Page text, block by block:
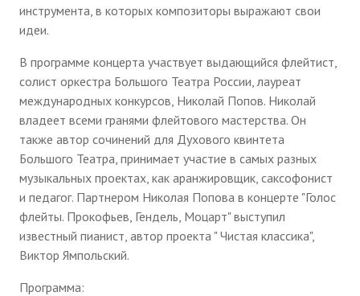
инструмента, в которых композиторы выражают свои
идеи.
В программе концерта участвует выдающийся флейтист,
солист оркестра Большого Театра России, лауреат
международных конкурсов, Николай Попов. Николай
владеет всеми гранями флейтового мастерства. Он
также автор сочинений для Духового квинтета
Большого Театра, принимает участие в самых разных
музыкальных проектах, как аранжировщик, саксофонист
и педагог. Партнером Николая Попова в концерте "Голос
флейты. Прокофьев, Гендель, Моцарт" выступил
известный пианист, автор проекта " Чистая классика",
Виктор Ямпольский.
Программа: